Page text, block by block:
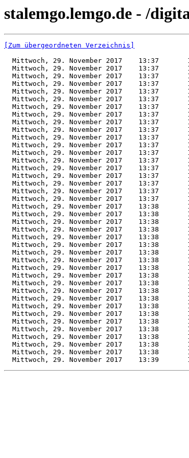
stalemgo.lemgo.de - /
[Zum übergeordneten Verzeichnis]
Mittwoch, 29. November 2017    13:37
Mittwoch, 29. November 2017    13:37
Mittwoch, 29. November 2017    13:37
Mittwoch, 29. November 2017    13:37
Mittwoch, 29. November 2017    13:37
Mittwoch, 29. November 2017    13:37
Mittwoch, 29. November 2017    13:37
Mittwoch, 29. November 2017    13:37
Mittwoch, 29. November 2017    13:37
Mittwoch, 29. November 2017    13:37
Mittwoch, 29. November 2017    13:37
Mittwoch, 29. November 2017    13:37
Mittwoch, 29. November 2017    13:37
Mittwoch, 29. November 2017    13:37
Mittwoch, 29. November 2017    13:37
Mittwoch, 29. November 2017    13:37
Mittwoch, 29. November 2017    13:37
Mittwoch, 29. November 2017    13:37
Mittwoch, 29. November 2017    13:37
Mittwoch, 29. November 2017    13:38
Mittwoch, 29. November 2017    13:38
Mittwoch, 29. November 2017    13:38
Mittwoch, 29. November 2017    13:38
Mittwoch, 29. November 2017    13:38
Mittwoch, 29. November 2017    13:38
Mittwoch, 29. November 2017    13:38
Mittwoch, 29. November 2017    13:38
Mittwoch, 29. November 2017    13:38
Mittwoch, 29. November 2017    13:38
Mittwoch, 29. November 2017    13:38
Mittwoch, 29. November 2017    13:38
Mittwoch, 29. November 2017    13:38
Mittwoch, 29. November 2017    13:38
Mittwoch, 29. November 2017    13:38
Mittwoch, 29. November 2017    13:38
Mittwoch, 29. November 2017    13:38
Mittwoch, 29. November 2017    13:38
Mittwoch, 29. November 2017    13:38
Mittwoch, 29. November 2017    13:38
Mittwoch, 29. November 2017    13:39